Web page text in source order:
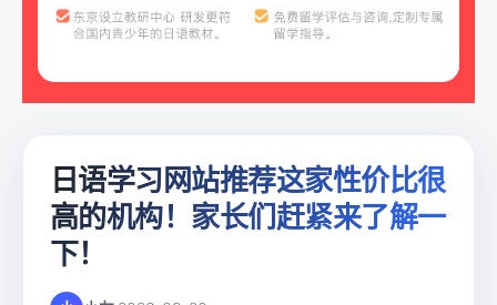
日语学习网站推荐这家性价比很
高的机构！家长们赶紧来了解一
下！